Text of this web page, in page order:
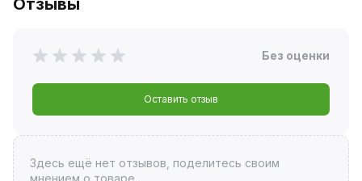
Отзывы
Без оценки
Оставить отзыв
Здесь ещё нет отзывов, поделитесь своим
мнением о товаре.